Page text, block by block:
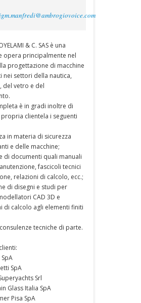
& C. SAS è una
opera principalmente nel
progettazione di macchine
nei settori della nautica,
del vetro e del
è in gradi inoltre di
clientela i seguenti
in materia di sicurezza
e delle macchine;
di documenti quali manuali
fascicoli tecnici
relazioni di calcolo, ecc.;
di disegni e studi per
CAD 3D e
di calcolo agli elementi finiti
tecniche di parte.
SpA
Srl
Glass Italia SpA
Pisa SpA